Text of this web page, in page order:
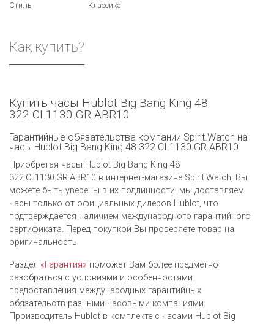
Стиль Классика
Как купить?
Купить часы Hublot Big Bang King 48
322.CI.1130.GR.ABR10
Гарантийные обязательства компании Spirit.Watch на
часы Hublot Big Bang King 48 322.CI.1130.GR.ABR10
Приобретая часы Hublot Big Bang King 48
322.CI.1130.GR.ABR10 в интернет-магазине Spirit.Watch, Вы
можете быть уверены в их подлинности: мы доставляем
часы только от официальных дилеров Hublot, что
подтверждается наличием международного гарантийного
сертификата. Перед покупкой Вы проверяете товар на
оригинальность.
Раздел «Гарантия» поможет Вам более предметно
разобраться с условиями и особенностями
предоставления международных гарантийных
обязательств разными часовыми компаниями.
Производитель Hublot в комплекте с часами Hublot Big